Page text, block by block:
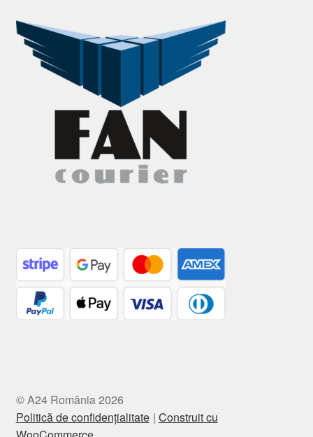
© A24 România 2026
Politică de confidențialitate Construit cu